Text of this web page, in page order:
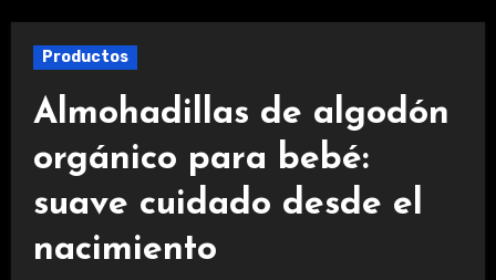
Productos
Almohadillas de algodón
orgánico para bebé:
suave cuidado desde el
nacimiento